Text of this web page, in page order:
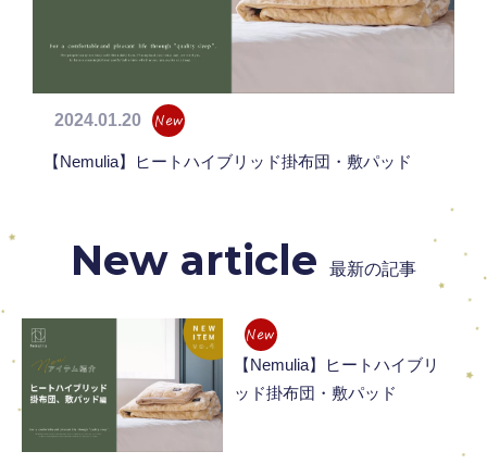
2024.01.20 New
【Nemulia】ヒートハイブリッド掛布団・敷パッド
New article 最新の記事
New
【Nemulia】ヒートハイブリ
ッド掛布団・敷パッド